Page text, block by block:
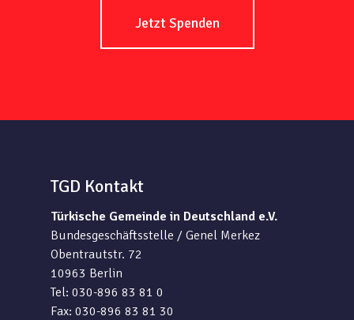
Jetzt Spenden
TGD Kontakt
Türkische Gemeinde in Deutschland e.V.
Bundesgeschäftsstelle / Genel Merkez
Obentrautstr. 72
10963 Berlin
Tel: 030-896 83 81 0
Fax: 030-896 83 81 30